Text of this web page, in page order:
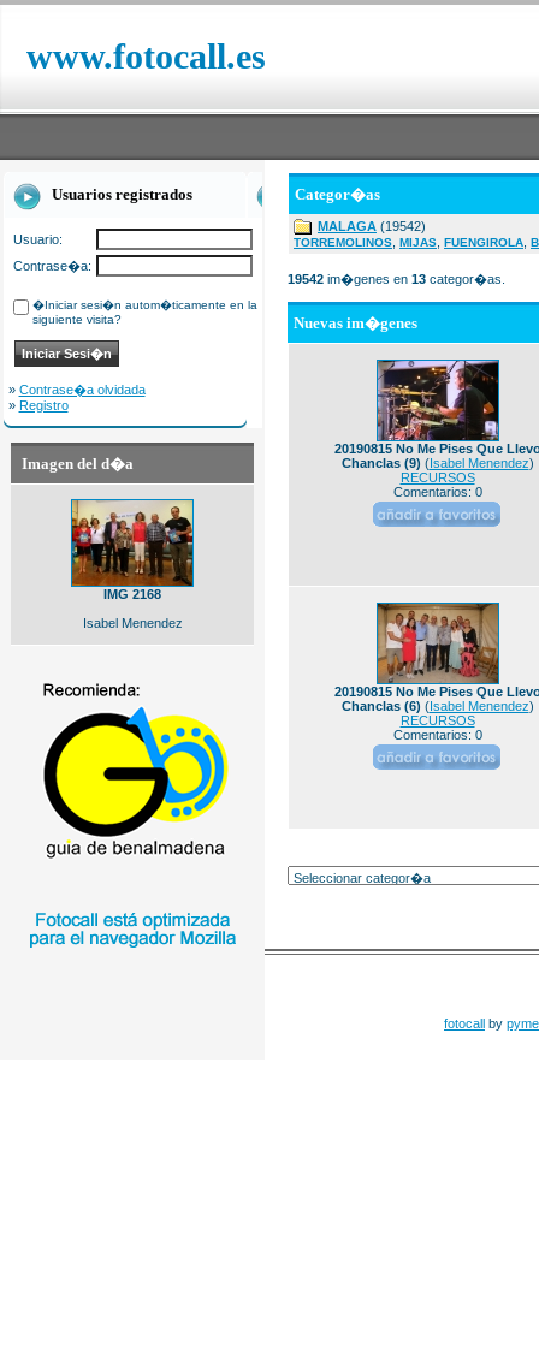
www.fotocall.es
Usuarios registrados
Usuario:
Contrase�a:
�Iniciar sesi�n autom�ticamente en la
siguiente visita?
» Contrase�a olvidada
» Registro
Imagen del d�a
IMG 2168
Isabel Menendez
Categor�as
MALAGA (19542)
TORREMOLINOS MIJAS FUENGIROLA
19542 im�genes en 13 categor�as.
Nuevas im�genes
20190815 No Me Pises Que
Chanclas (9) (Isabel Menendez)
RECURSOS
Comentarios: 0
20190815 No Me Pises Que
Chanclas (6) (Isabel Menendez)
RECURSOS
Comentarios: 0
fotocall by